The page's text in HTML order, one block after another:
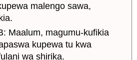
malengo sawa,
Maalum, magumu-kufikia
kupewa tu kwa
wa shirika.